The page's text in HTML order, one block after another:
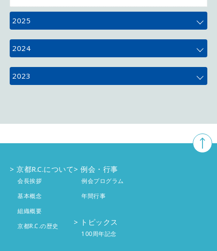
2025
12月
11月
8月 3件
7月 4件
5月 4件
2024
12月
10月 5件
9月 4件
8月 2件
7月 4件
6月 4件
2023
11月 5件
9月 4件
8月 4件
京都R.C.について
会長挨拶
基本概念
組織概要
京都R.C.の歴史
例会・行事
例会プログラム
年間行事
トピックス
100周年記念